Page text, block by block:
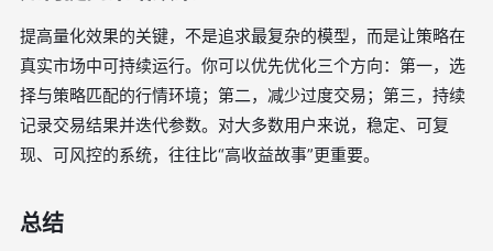
提高量化效果的关键，不是追求最复杂的模型，而是让策略在
真实市场中可持续运行。你可以优先优化三个方向：第一，选
择与策略匹配的行情环境；第二，减少过度交易；第三，持续
记录交易结果并迭代参数。对大多数用户来说，稳定、可复
现、可风控的系统，往往比“高收益故事”更重要。
总结